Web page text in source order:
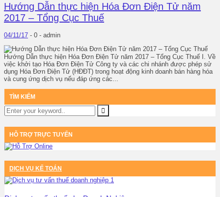
Hướng Dẫn thực hiện Hóa Đơn Điện Tử năm
2017 – Tổng Cục Thuế
04/11/17 - 0 - admin
Hướng Dẫn thực hiện Hóa Đơn Điện Tử năm 2017 – Tổng Cục Thuế I. Về
việc khởi tạo Hóa Đơn Điện Tử Công ty và các chi nhánh được phép sử
dụng Hóa Đơn Điện Tử (HĐĐT) trong hoạt động kinh doanh bán hàng hóa
và cung ứng dịch vụ nếu đáp ứng các...
TÌM KIẾM
HỖ TRỢ TRỰC TUYẾN
DỊCH VỤ KẾ TOÁN